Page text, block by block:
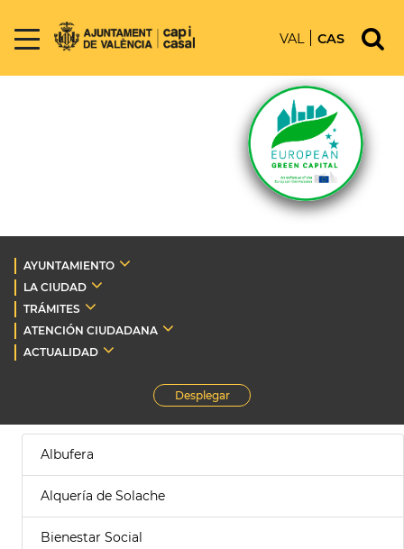
VAL CAS
AYUNTAMIENTO
LA CIUDAD
TRÁMITES
ATENCIÓN CIUDADANA
ACTUALIDAD
Desplegar
Albufera
Alquería de Solache
Bienestar Social